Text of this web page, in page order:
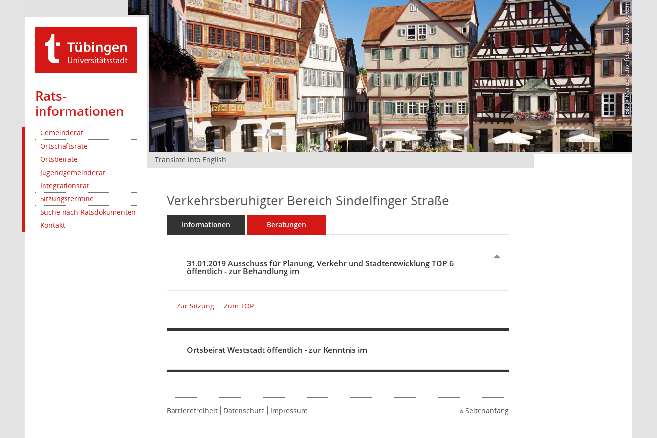
Rats­
informationen
Gemeinderat
Ortschaftsräte
Ortsbeiräte
Jugendgemeinderat
Integrationsrat
Sitzungstermine
Suche nach Ratsdokumenten
Kontakt
Bild: @Manuel Schönfeld – stock.adobe.com
Translate into English
Verkehrsberuhigter Bereich Sindelfinger Straße
Informationen Beratungen
31.01.2019 Ausschuss für Planung, Verkehr und Stadtentwicklung TOP 6
öffentlich - zur Behandlung im
Zur Sitzung ... Zum TOP ...
Ortsbeirat Weststadt öffentlich - zur Kenntnis im
Barrierefreiheit Datenschutz Impressum Seitenanfang